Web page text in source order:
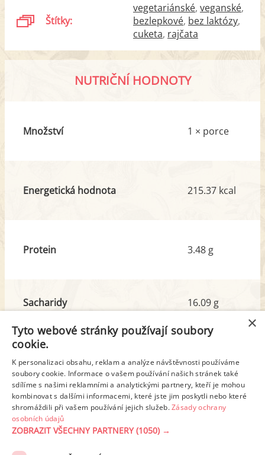
Štítky:
vegetariánské veganské
bezlepkové bez laktózy
cuketa rajčata
NUTRIČNÍ HODNOTY
Množství 1 × porce
Energetická hodnota 215.37 kcal
Protein 3.48 g
Sacharidy
z toho cukr
16.09 g
5.69 g
Tuk
z toho nas. mastné kyseliny
14.19 g
1.99 g
Detailní rozpis
×
Tyto webové stránky používají soubory
cookie.
K personalizaci obsahu, reklam a analýze návštěvnosti používáme
soubory cookie. Informace o vašem používání našich stránek také
sdílíme s našimi reklamními a analytickými partnery, kteří je mohou
kombinovat s dalšími informacemi, které jste jim poskytli nebo které
shromáždili při vašem používání jejich služeb.Zásady ochrany
osobních údajů
ZOBRAZIT VŠECHNY PARTNERY(1050) →